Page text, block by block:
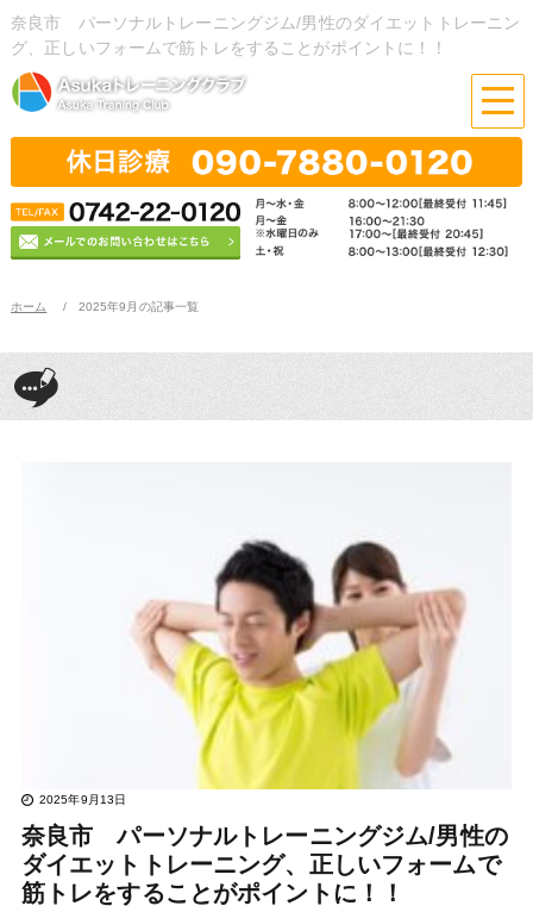
奈良市 パーソナルトレーニングジム/男性のダイエットトレーニン
グ、正しいフォームで筋トレをすることがポイントに！！
ホーム 2025年9月の記事一覧
2025年9月13日
奈良市 パーソナルトレーニングジム/男性の
ダイエットトレーニング、正しいフォームで
筋トレをすることがポイントに！！